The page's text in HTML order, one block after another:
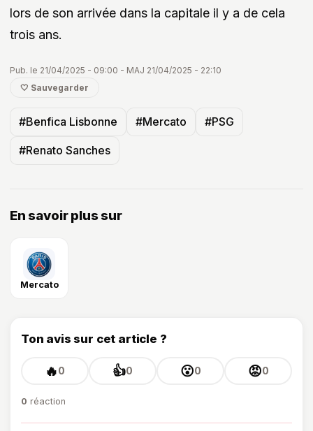
lors de son arrivée dans la capitale il y a de cela
trois ans.
Pub. le 21/04/2025 - 09:00 - MAJ 21/04/2025 - 22:10
🤍 Sauvegarder
#Benfica Lisbonne #Mercato #PSG
#Renato Sanches
En savoir plus sur
Mercato
Ton avis sur cet article ?
🔥0 👍0 😮0 😡0
0 réaction